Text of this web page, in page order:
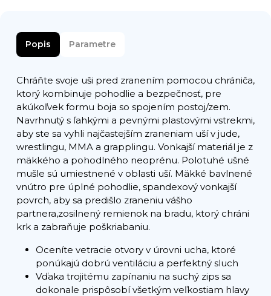
Popis Parametre
Chráňte svoje uši pred zranením pomocou chrániča,
ktorý kombinuje pohodlie a bezpečnosť, pre
akúkoľvek formu boja so spojením postoj/zem.
Navrhnutý s ľahkými a pevnými plastovými vstrekmi,
aby ste sa vyhli najčastejším zraneniam uší v jude,
wrestlingu, MMA a grapplingu. Vonkajší materiál je z
mäkkého a pohodlného neoprénu. Polotuhé ušné
mušle sú umiestnené v oblasti uší. Mäkké bavlnené
vnútro pre úplné pohodlie, spandexový vonkajší
povrch, aby sa predišlo zraneniu vášho
partnera,zosilnený remienok na bradu, ktorý chráni
krk a zabraňuje poškriabaniu.
Oceníte vetracie otvory v úrovni ucha, ktoré
ponúkajú dobrú ventiláciu a perfektný sluch
Vďaka trojitému zapínaniu na suchý zips sa
dokonale prispôsobí všetkým veľkostiam hlavy